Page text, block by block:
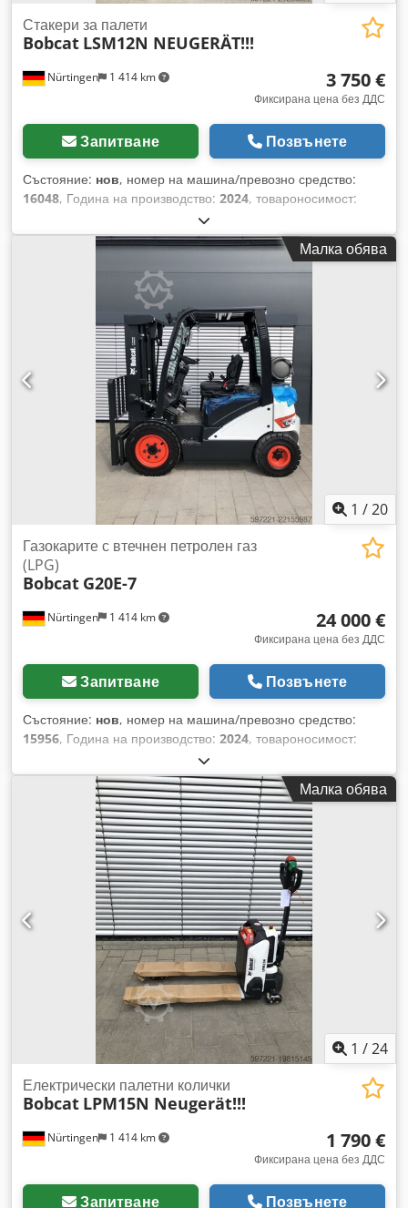
Nürtingen 1 414 km
Стакери за палети
Bobcat LSM12N NEUGERÄT!!!
3 750 €
Фиксирана цена без ДДС
Запитване Позвънете
Състояние: нов, номер на машина/превозно средство:
16048, Година на производство: 2024, товароносимост:
, височина на повдигане:
товара:600 мм, тип гориво:електрически, тип мачта:
, строителна височина:2 080 мм, напрежение на
, дължина на вилиците:1 150 мм
, 5076939 Сериен номер: OBWNL-002740
Crsdpfx Aqeykc Rrogef Характеристики на акумулатора: 24
Малка обява
1 /20
Nürtingen 1 414 km
Газокарите с втечнен петролен газ
(LPG)
Bobcat G20E-7
24 000 €
Фиксирана цена без ДДС
Запитване Позвънете
Състояние: нов, номер на машина/превозно средство:
15956, Година на производство: 2024, товароносимост:
, височина на повдигане:
повдигане:1 500 мм, център на товара:500 мм, тип гориво:
електрически, тип мачта:триплекс, строителна височина:
, дължина на вилиците:1 200 мм, Тип двигател:
електрически, производител: Bobcat Crsdozff Axspfx Aqgef
Малка обява
1 /24
Nürtingen 1 414 km
Електрически палетни колички
Bobcat LPM15N Neugerät!!!
1 790 €
Фиксирана цена без ДДС
Запитване Позвънете